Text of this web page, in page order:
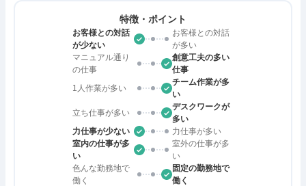
特徴・ポイント
お客様との対話
が少ない
お客様との対話
が多い
マニュアル通り
の仕事
創意工夫の多い
仕事
1人作業が多い
チーム作業が多
い
立ち仕事が多い
デスクワークが
多い
力仕事が少ない
力仕事が多い
室内の仕事が多
い
室外の仕事が多
い
色んな勤務地で
働く
固定の勤務地で
働く